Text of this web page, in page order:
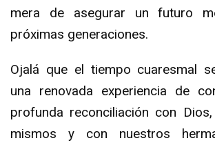
mera de asegurar un futuro
próximas generaciones.
Ojalá que el tiempo cuaresmal
una renovada experiencia de
profunda reconciliación con
mismos y con nuestros